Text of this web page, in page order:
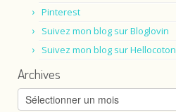
Pinterest
Suivez mon blog sur Bloglovin
Suivez mon blog sur Hellocoton
Archives
Archives